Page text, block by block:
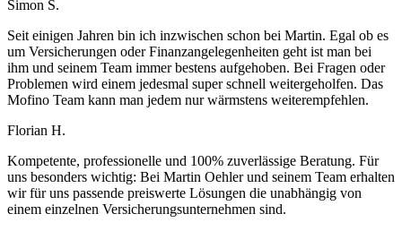
Simon S.
Seit einigen Jahren bin ich inzwischen schon bei Martin. Egal ob es
um Versicherungen oder Finanzangelegenheiten geht ist man bei
ihm und seinem Team immer bestens aufgehoben. Bei Fragen oder
Problemen wird einem jedesmal super schnell weitergeholfen. Das
Mofino Team kann man jedem nur wärmstens weiterempfehlen.
Florian H.
Kompetente, professionelle und 100% zuverlässige Beratung. Für
uns besonders wichtig: Bei Martin Oehler und seinem Team erhalten
wir für uns passende preiswerte Lösungen die unabhängig von
einem einzelnen Versicherungsunternehmen sind.